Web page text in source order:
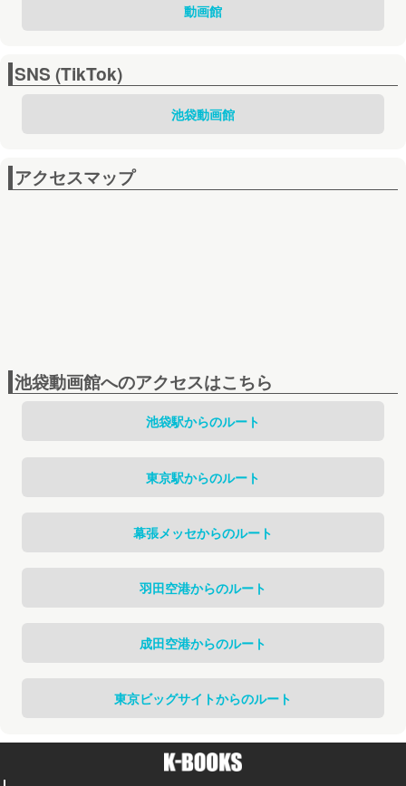
動画館
SNS (TikTok)
池袋動画館
アクセスマップ
池袋動画館へのアクセスはこちら
池袋駅からのルート
東京駅からのルート
幕張メッセからのルート
羽田空港からのルート
成田空港からのルート
東京ビッグサイトからのルート